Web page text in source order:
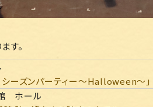
す。
シーズンパーティー～Halloween～」
ホール